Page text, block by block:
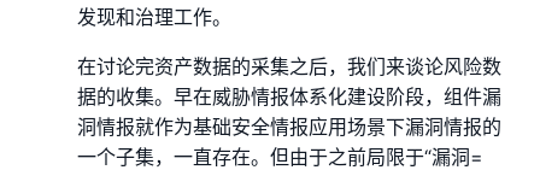
发现和治理工作。
在讨论完资产数据的采集之后，我们来谈论⻛险数
据的收集。早在威胁情报体系化建设阶段，组件漏
洞情报就作为基础安全情报应用场景下漏洞情报的
一个子集，一直存在。但由于之前局限于“漏洞=